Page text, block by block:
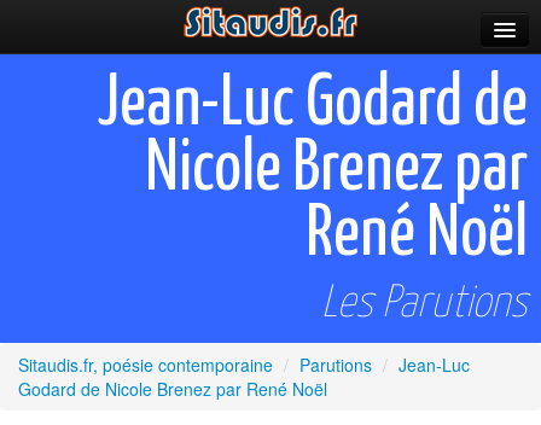
Incitations
Poèmes et fictions
Prescriptions
Jean-Luc Godard de
Nicole Brenez par
René Noël
Les Parutions
Sitaudis.fr, poésie contemporaine / Parutions / Jean-Luc
Godard de Nicole Brenez par René Noël